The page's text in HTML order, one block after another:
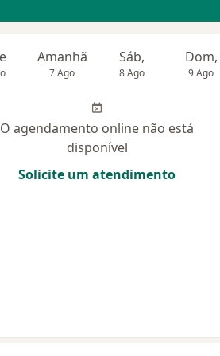
Amanhã
7 Ago
Sáb,
8 Ago
Dom,
9 Ago
O agendamento online não está
disponível
Solicite um atendimento